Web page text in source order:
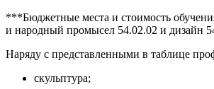
***Бюджетные места и стоимость
и народный промысел 54.02.02 и дизайн
Наряду с представленными в таблице
скульптура;